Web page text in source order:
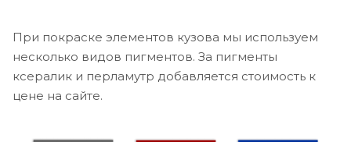
При покраске элементов кузова мы используем
несколько видов пигментов. За пигменты
ксералик и перламутр добавляется стоимость к
цене на сайте.